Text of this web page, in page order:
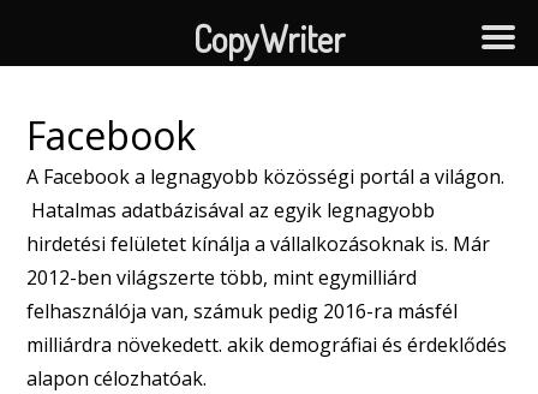
Facebook
A Facebook a legnagyobb közösségi portál a világon.
Hatalmas adatbázisával az egyik legnagyobb
hirdetési felületet kínálja a vállalkozásoknak is. Már
2012-ben világszerte több, mint egymilliárd
felhasználója van, számuk pedig 2016-ra másfél
milliárdra növekedett. akik demográfiai és érdeklődés
alapon célozhatóak.
CopyWriter